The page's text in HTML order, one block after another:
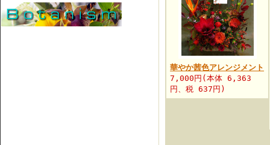
華やか茜色アレンジメント
7,000円(本体 6,363
円、税 637円)